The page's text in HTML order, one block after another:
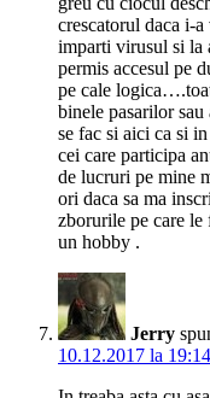
crescatorul daca i-
imparti virusul si la
permis accesul pe
pe cale
binele pasarilor
se fac si aici ca si
cei care participa
de lucruri pe mine
ori daca sa ma
zborurile pe care le
un hobby .
Jerry
10.12.2017 la 19:14